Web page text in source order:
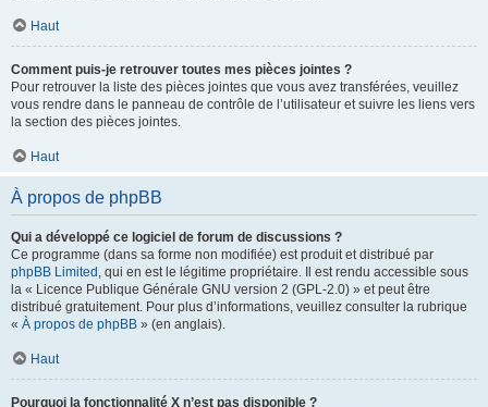
Haut
Comment puis-je retrouver toutes mes pièces jointes ?
Pour retrouver la liste des pièces jointes que vous avez transférées, veuillez
vous rendre dans le panneau de contrôle de l’utilisateur et suivre les liens vers
la section des pièces jointes.
Haut
À propos de phpBB
Qui a développé ce logiciel de forum de discussions ?
Ce programme (dans sa forme non modifiée) est produit et distribué par
phpBB Limited , qui en est le légitime propriétaire. Il est rendu accessible sous
la « Licence Publique Générale GNU version 2 (GPL-2.0) » et peut être
distribué gratuitement. Pour plus d’informations, veuillez consulter la rubrique
« À propos de phpBB » (en anglais).
Haut
Pourquoi la fonctionnalité X n’est pas disponible ?